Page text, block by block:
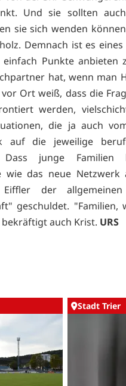
Und sie sollten
sie sich wenden
Demnach ist es
einfach Punkte
hat, wenn man
Ort weiß, dass die
werden,
die ja auch
auf die jeweilige
Dass junge
wie das neue
Eiffler der
geschuldet.
auch Krist. URS
Stadt Trier